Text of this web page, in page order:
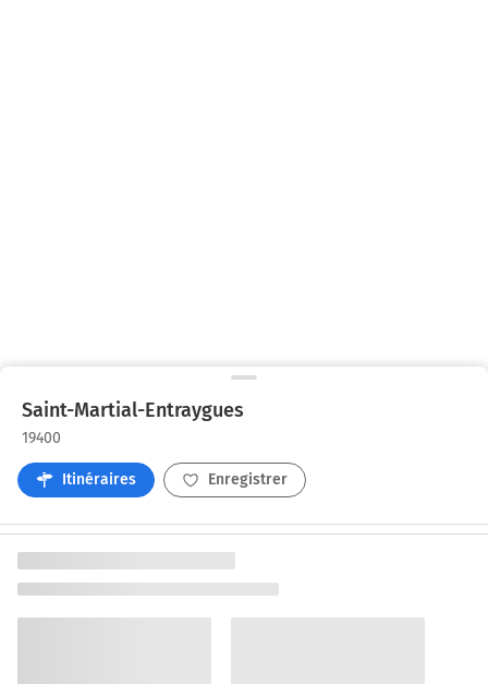
Saint-Martial-Entraygues
19400
Itinéraires Enregistrer